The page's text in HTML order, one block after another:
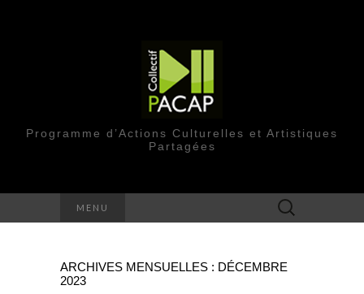
Programme d’Actions Culturelles et Artistiques
Partagées
MENU Rechercher :
ARCHIVES MENSUELLES : DÉCEMBRE
2023